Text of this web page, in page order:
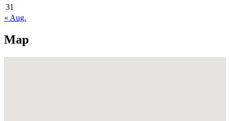
31
« Aug.
Map